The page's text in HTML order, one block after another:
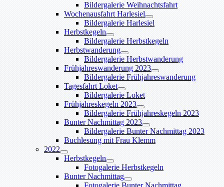
Bildergalerie Weihnachtsfahrt
Wochenausfahrt Harlesiel
Bildergalerie Harlesiel
Herbstkegeln
Bildergalerie Herbstkegeln
Herbstwanderung
Bildergalerie Herbstwanderung
Frühjahreswanderung 2023
Bildergalerie Frühjahreswanderung
Tagesfahrt Loket
Bildergalerie Loket
Frühjahreskegeln 2023
Bildergalerie Frühjahreskegeln 2023
Bunter Nachmittag 2023
Bildergalerie Bunter Nachmittag 2023
Buchlesung mit Frau Klemm
2022
Herbstkegeln
Fotogalerie Herbstkegeln
Bunter Nachmittag
Fotogalerie Bunter Nachmittag